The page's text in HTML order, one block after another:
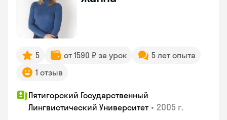
5 от 1590 ₽ за урок
5 лет опыта
1 отзыв
Пятигорский Государственный
Лингвистический Университет • 2005 г.